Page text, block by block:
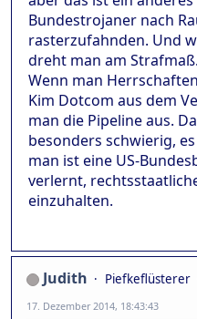
Bundestrojaner nach
rasterzufahnden. Und
dreht man am Strafmaß.
Wenn man
Kim Dotcom aus dem
man die Pipeline aus.
besonders schwierig,
man ist eine US-
verlernt,
einzuhalten.
Judith Piefkeflüsterer
17. Dezember 2014, 18:43:43